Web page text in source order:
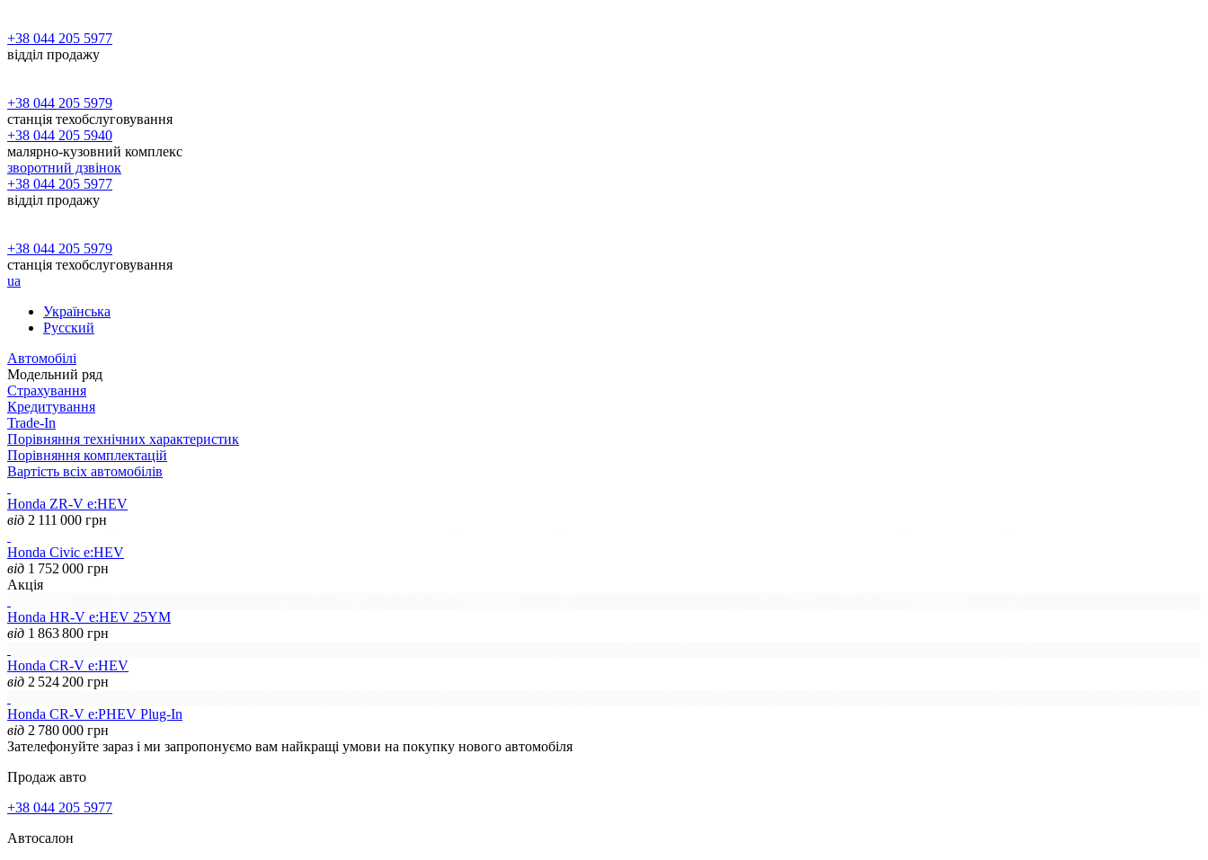
+38 044 205 5977
відділ продажу
+38 044 205 5979
станція техобслуговування
+38 044 205 5940
малярно-кузовний комплекс
зворотний дзвінок
+38 044 205 5977
відділ продажу
+38 044 205 5979
станція техобслуговування
ua
Українська
Русский
Автомобілі
Модельний ряд
Страхування
Кредитування
Trade-In
Порівняння технічних характеристик
Порівняння комплектацій
Вартість всіх автомобілів
Honda ZR-V e:HEV
від 2 111 000 грн
Honda Civic e:HEV
від 1 752 000 грн
Акція
Honda HR-V e:HEV 25YM
від 1 863 800 грн
Honda CR-V e:HEV
від 2 524 200 грн
Honda CR-V e:PHEV Plug-In
від 2 780 000 грн
Зателефонуйте зараз і ми запропонуємо вам найкращі умови на покупку нового автомобіля
Продаж авто
+38 044 205 5977
Автосалон